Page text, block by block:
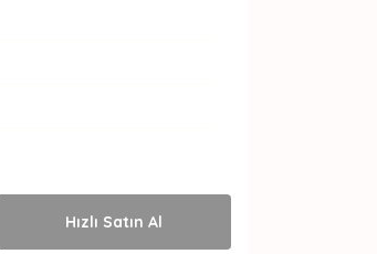
Hızlı Satın Al